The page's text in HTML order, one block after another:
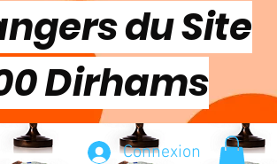
du Site
Dirhams
Connexion